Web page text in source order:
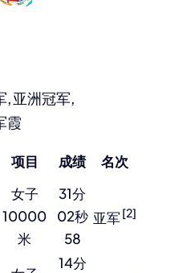
亚洲冠军
霞
项目 成绩 名次
女子
10000
米
31分
02秒
58
亚军 [2]
14分